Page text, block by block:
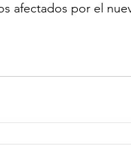
afectados por el